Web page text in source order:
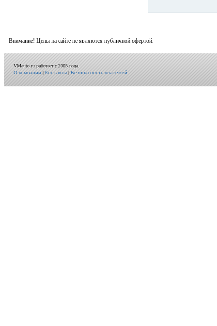
Внимание! Цены на сайте не являются публичной офертой.
VMauto.ru работает с 2005 года.
О компании|Контакты|Безопасность платежей